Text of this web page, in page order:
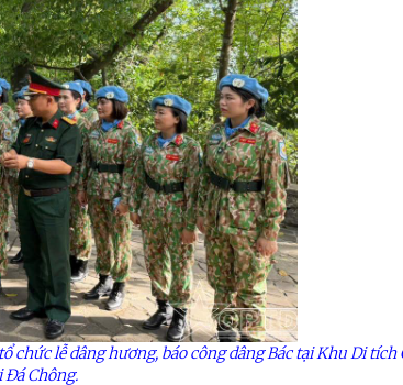
lễ dâng hương, báo công dâng Bác tại Khu Di tích
Chông.